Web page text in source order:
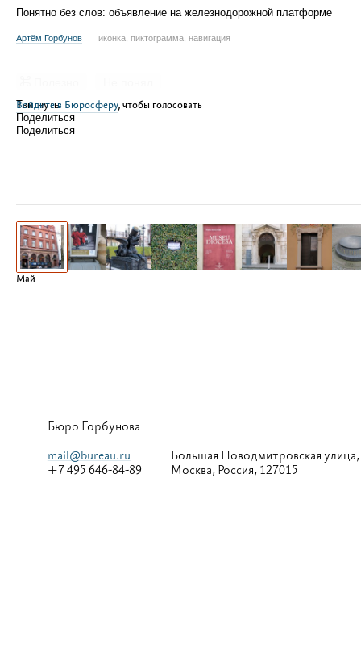
Понятно без слов: объявление на железнодорожной платформе
Артём Горбунов иконка, пиктограмма, навигация
Войдите в Бюросферу, чтобы голосовать
Твитнуть
Поделиться
Поделиться
Май
Бюро Горбунова
mail@bureau.ru
+7 495 646-84-89
Большая Новодмитровская улица,
Москва, Россия, 127015